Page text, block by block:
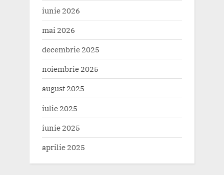
iunie 2026
mai 2026
decembrie 2025
noiembrie 2025
august 2025
iulie 2025
iunie 2025
aprilie 2025